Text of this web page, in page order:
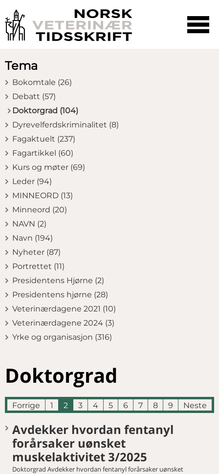
☰
Tema
Bokomtale (26)
Debatt (57)
Doktorgrad (104)
Dyrevelferdskriminalitet (8)
Fagaktuelt (237)
Fagartikkel (60)
Kurs og møter (69)
Leder (94)
MINNEORD (13)
Minneord (20)
NAVN (2)
Navn (194)
Nyheter (87)
Portrettet (11)
Presidentens Hjørne (2)
Presidentens hjørne (28)
Veterinærdagene 2021 (10)
Veterinærdagene 2024 (3)
Yrke og organisasjon (316)
Doktorgrad
Forrige 1 2 3 4 5 6 7 8 9 Neste
Avdekker hvordan fentanyl
forårsaker uønsket
muskelaktivitet 3/2025
Doktorgrad Avdekker hvordan fentanyl forårsaker uønsket